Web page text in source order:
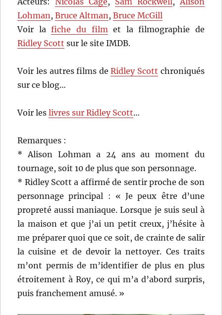
Lohman ,Bruce Altman ,Bruce McGill
Voir lafiche du film et la filmographie de
Ridley Scott sur le site IMDB.
Voir les autres films deRidley Scott chroniqués
sur ce blog…
Voir leslivres sur Ridley Scott…
Remarques :
* Alison Lohman a 24 ans au moment du
tournage, soit 10 de plus que son personnage.
* Ridley Scott a affirmé de sentir proche de son
personnage principal : « Je peux être d’une
propreté aussi maniaque. Lorsque je suis seul à
la maison et que j’ai un petit creux, j’hésite à
me préparer quoi que ce soit, de crainte de salir
la cuisine et de devoir la nettoyer. Ces traits
m’ont permis de m’identifier de plus en plus
étroitement à Roy, ce qui m’a d’abord surpris,
puis franchement amusé. »